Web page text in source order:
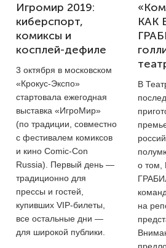
Игромир 2019:
киберспорт,
комиксы и
косплей-дефиле
3 октября в московском
«Крокус-Экспо»
стартовала ежегодная
выставка «ИгроМир»
(по традиции, совместно
с фестивалем комиксов
и кино Comic-Con
Russia). Первый день —
традиционно для
прессы и гостей,
купивших VIP-билеты,
все остальные дни —
для широкой публики.
КАК
В
о том,
на